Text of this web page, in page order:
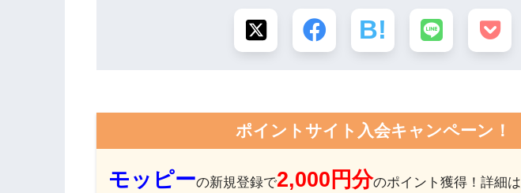
ポイントサイト入会キャンペーン！
モッピーの新規登録で2,000円分のポイント獲得！詳細は